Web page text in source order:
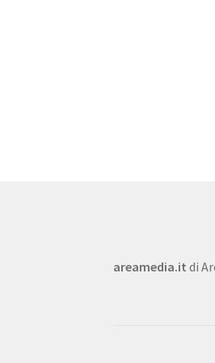
areamedia.it di